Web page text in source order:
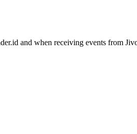
and when receiving events from